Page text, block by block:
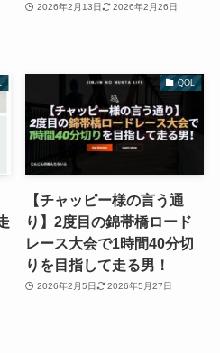
2026年2月13日 2026年2月26日
QOL
【チャッピー様の言う通
り】2度目の錦帯橋ロード
レース大会で1時間40分切
りを目指して走る男！
2026年2月5日 2026年5月27日